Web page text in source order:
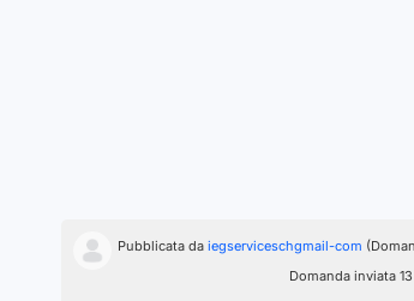
Pubblicata da iegserviceschgmail-com
Domanda inviata